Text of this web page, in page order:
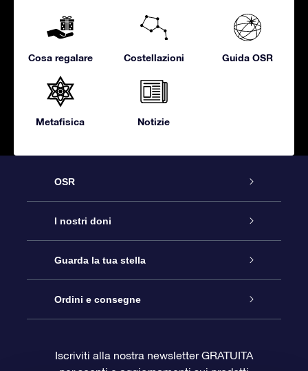
Cosa regalare Costellazioni Guida OSR
Metafisica Notizie
OSR
Assistenza
Contattaci
Blog
I nostri doni
Online Star Gift
Pacchetto regalo OSR
Guarda la tua stella
Registro stellare
Ordini e consegne
Iscriviti alla nostra newsletter GRATUITA